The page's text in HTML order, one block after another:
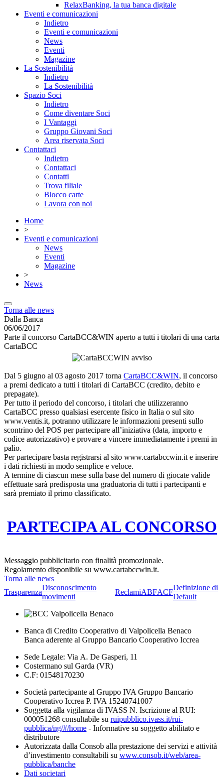
RelaxBanking, la tua banca digitale
Eventi e comunicazioni
Indietro
Eventi e comunicazioni
News
Eventi
Magazine
La Sostenibilità
Indietro
La Sostenibilità
Spazio Soci
Indietro
Come diventare Soci
I Vantaggi
Gruppo Giovani Soci
Area riservata Soci
Contattaci
Indietro
Contattaci
Contatti
Trova filiale
Blocco carte
Lavora con noi
Home
>
Eventi e comunicazioni
News
Eventi
Magazine
>
News
Torna alle news
Dalla Banca
06/06/2017
Parte il concorso CartaBCC&WIN aperto a tutti i titolari di una carta
CartaBCC
Dal 5 giugno al 03 agosto 2017 torna CartaBCC&WIN, il concorso
a premi dedicato a tutti i titolari di CartaBCC (credito, debito e
prepagate).
Per tutto il periodo del concorso, i titolari che utilizzeranno
CartaBCC presso qualsiasi esercente fisico in Italia o sul sito
www.ventis.it, potranno utilizzare le informazioni presenti sullo
scontrino del POS per partecipare all’iniziativa (data, importo e
codice autorizzativo) e provare a vincere immediatamente i premi in
palio.
Per partecipare basta registrarsi al sito www.cartabccwin.it e inserire
i dati richiesti in modo semplice e veloce.
A termine di ciascun mese sulla base del numero di giocate valide
effettuate sarà predisposta una graduatoria di tutti i partecipanti e
sarà premiato il primo classificato.
PARTECIPA AL CONCORSO
Messaggio pubblicitario con finalità promozionale.
Regolamento disponibile su www.cartabccwin.it.
Torna alle news
Trasparenza
Disconoscimento
movimenti
ReclamiABFACF
Definizione di
Default
Banca di Credito Cooperativo di Valpolicella Benaco
Banca aderente al Gruppo Bancario Cooperativo Iccrea
Sede Legale: Via A. De Gasperi, 11
Costermano sul Garda (VR)
C.F: 01548170230
Società partecipante al Gruppo IVA Gruppo Bancario
Cooperativo Iccrea P. IVA 15240741007
Soggetta alla vigilanza di IVASS N. Iscrizione al RUI:
000051268 consultabile su ruipubblico.ivass.it/rui-
pubblica/ng/#/home - Informative su soggetto abilitato e
distributore
Autorizzata dalla Consob alla prestazione dei servizi e attività
d’investimento consultabili su www.consob.it/web/area-
pubblica/banche
Dati societari